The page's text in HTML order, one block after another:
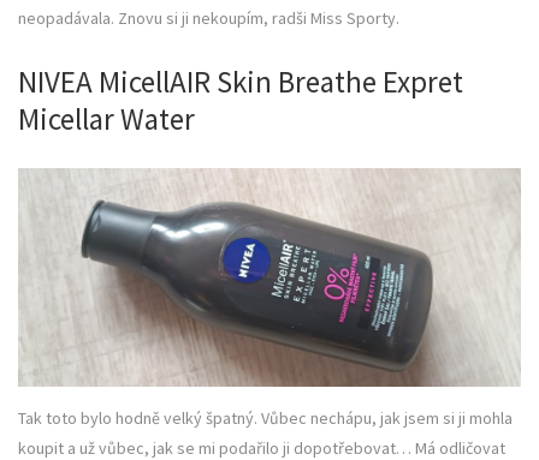
neopadávala. Znovu si ji nekoupím, radši Miss Sporty.
NIVEA MicellAIR Skin Breathe Expret
Micellar Water
Tak toto bylo hodně velký špatný. Vůbec nechápu, jak jsem si ji mohla
koupit a už vůbec, jak se mi podařilo ji dopotřebovat… Má odličovat